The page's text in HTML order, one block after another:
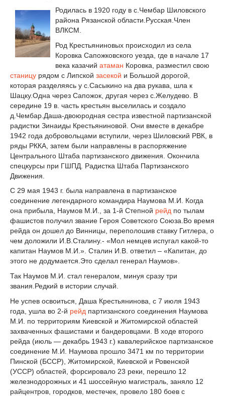
Родилась в 1920 году в с.Чембар Шиловского
района Рязанской области.Русская.Член
ВЛКСМ.
Род Крестьяниновых происходил из села
Коровка Сапожковского уезда, где в начале 17
века казачий атаман Коровка, разместил свою
станицу рядом с Липской засекой и Большой дорогой,
которая разделяясь у с.Сасыкино на два рукава, шла к
Шацку.Одна через Сапожок, другая через с.Желудево. В
середине 19 в. часть крестьян выселилась и создало
д.Чембар.Даша-двоюродная сестра известной партизанской
радистки Зинаиды Крестьяниновой. Они вместе в декабре
1942 года добровольцами вступили, через Шиловский РВК, в
ряды РККА, затем были направлены в распоряжение
Центрального Штаба партизанского движения. Окончила
спецкурсы при ГШПД. Радистка Штаба Партизанского
Движения.
С 29 мая 1943 г. была направлена в партизанское
соединение легендарного командира Наумова М.И. Когда
она прибыла, Наумов М.И., за 1-й Степной рейд по тылам
фашистов получил звание Героя Советского Союза.Во время
рейда он дошел до Винницы, переполошив ставку Гитлера, о
чем доложили И.В.Сталину.- «Мол немцев испугал какой-то
капитан Наумов М.И.». Сталин И.В. ответил – «Капитан, до
этого не додумается.Это сделал генерал Наумов».
Так Наумов М.И. стал генералом, минуя сразу три
звания.Редкий в истории случай.
Не успев освоиться, Даша Крестьянинова, с 7 июля 1943
года, ушла во 2-й рейд партизанского соединения Наумова
М.И. по территориям Киевской и Житомирской областей
захваченных фашистами и бандеровцами. В ходе второго
рейда (июль — декабрь 1943 г.) кавалерийское партизанское
соединение М.И. Наумова прошло 3471 км по территории
Пинской (БССР), Житомирской, Киевской и Ровенской
(УССР) областей, форсировало 23 реки, перешло 12
железнодорожных и 41 шоссейную магистраль, заняло 12
райцентров, городков, местечек, провело 180 боев с